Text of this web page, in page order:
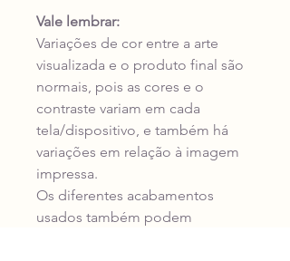
Vale lembrar:
Variações de cor entre a arte
visualizada e o produto final são
normais, pois as cores e o
contraste variam em cada
tela/dispositivo, e também há
variações em relação à imagem
impressa.
Os diferentes acabamentos
usados também podem